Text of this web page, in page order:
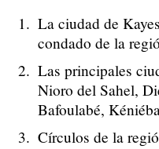
La ciudad de
condado de la
Las principales
Nioro del Sahel,
Bafoulabé,
Círculos de la